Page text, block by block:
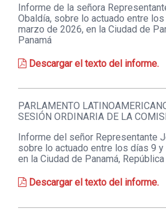
Informe de la señora
Obaldía, sobre lo actuado entre
marzo de 2026, en la Ciudad de
Panamá
Descargar el texto del informe.
PARLAMENTO
SESIÓN ORDINARIA DE LA
Informe del señor Representante
sobre lo actuado entre los días 9
en la Ciudad de Panamá,
Descargar el texto del informe.